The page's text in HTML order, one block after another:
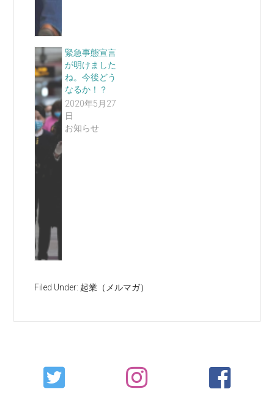
緊急事態宣言
が明けました
ね。今後どう
なるか！？
2020年5月27
日
お知らせ
Filed Under: 起業（メルマガ）
Primary
Sidebar